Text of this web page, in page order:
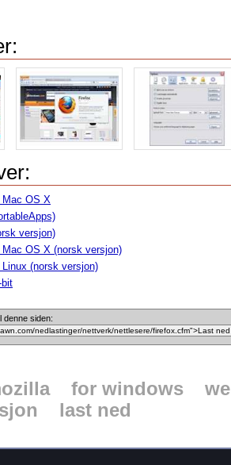
Mac OS X
versjon)
OS X (norsk versjon)
(norsk versjon)
bit
denne siden:
for windows
last ned